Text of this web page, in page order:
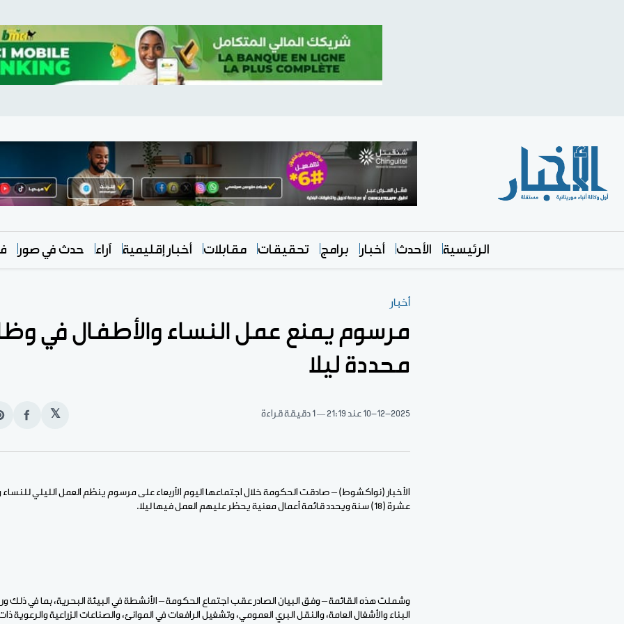
الرئيسية الأحدث أخبار برامج تحقيقات مقابلات أخبار إقليمية آراء حدث في صور
أخبار
مرسوم يمنع عمل النساء والأطفال في
محددة ليلا
10-12-2025 عند 21:19 1 دقيقة قراءة 𝕏
انشر
الأخبار (نواكشوط) – صادقت الحكومة خلال اجتماعها اليوم الأربعاء على مرسوم ينظم العمل الليلي للنساء
عشرة (18) سنة ويحدد قائمة أعمال معنية يحظر عليهم العمل فيها ليلا.
وشملت هذه القائمة – وفق البيان الصادر عقب اجتماع الحكومة – الأنشطة في البيئة البحرية، بما في ذلك
البناء والأشغال العامة، والنقل البري العمومي، وتشغيل الرافعات في الموانئ، والصناعات الزراعية والرعوية